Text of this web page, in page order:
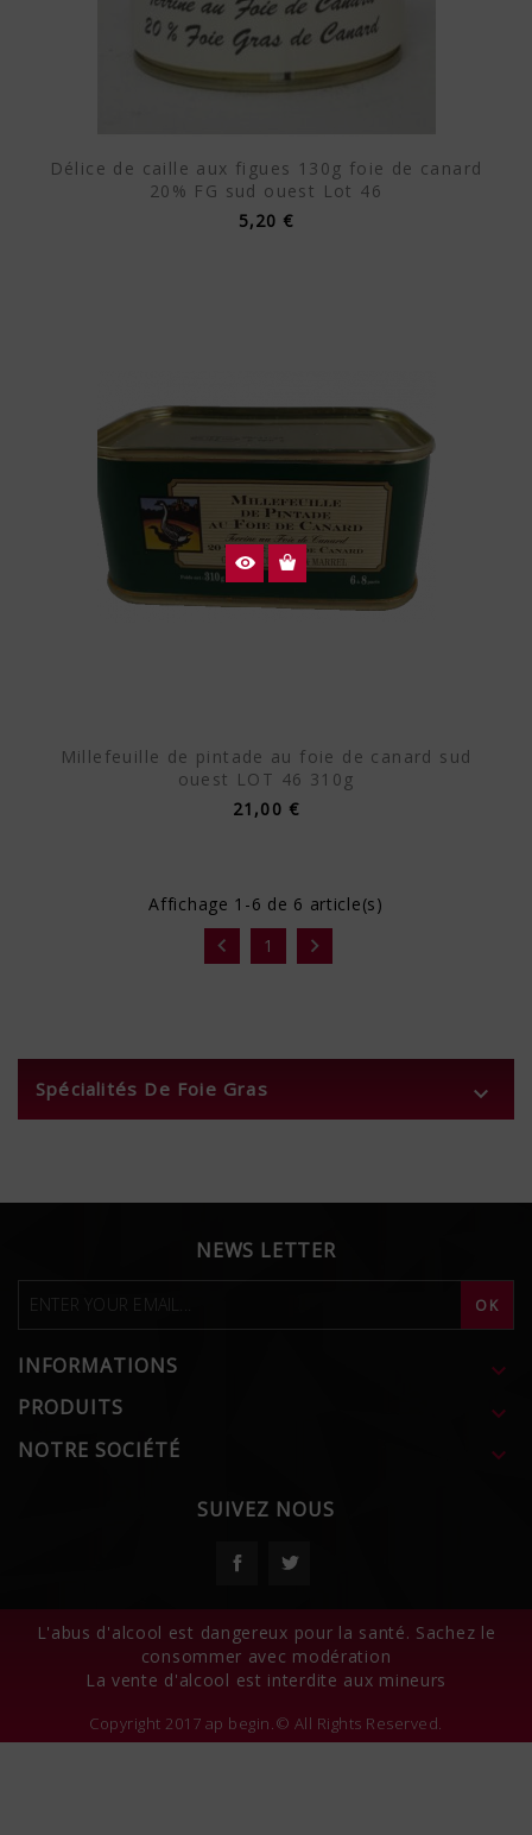
Délice de caille aux figues 130g foie de canard
20% FG sud ouest Lot 46
5,20 €
Millefeuille de pintade au foie de canard sud
ouest LOT 46 310g
21,00 €
Affichage 1-6 de 6 article(s)
 1 
Spécialités De Foie Gras 
NEWS LETTER
INFORMATIONS 
PRODUITS 
NOTRE SOCIÉTÉ 
SUIVEZ NOUS
Facebook
L'abus d'alcool est dangereux pour la santé. Sachez le
consommer avec modération
La vente d'alcool est interdite aux mineurs
Copyright 2017 ap begin.© All Rights Reserved.